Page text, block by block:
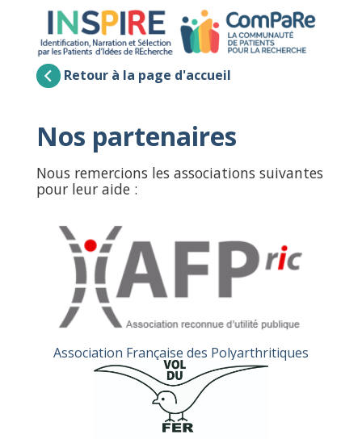
Retour à la page d'accueil
Nos partenaires
Nous remercions les associations suivantes
pour leur aide :
Association Française des Polyarthritiques